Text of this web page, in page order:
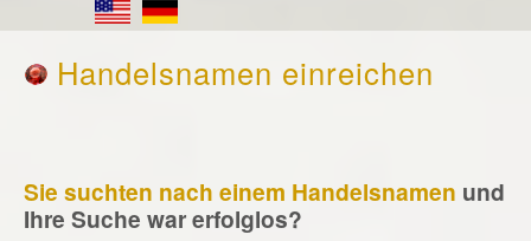
Handelsnamen einreichen
Sie suchten nach einem Handelsnamen und
Ihre Suche war erfolglos?